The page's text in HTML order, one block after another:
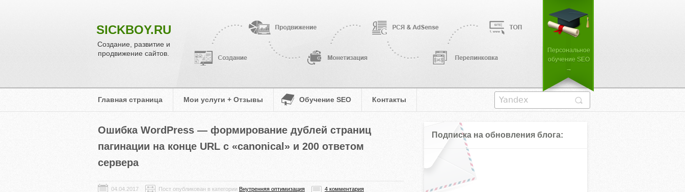
SICKBOY.RU
Создание, развитие и
продвижение сайтов.
Персональное
обучение SEO
→
Главная страница Мои услуги + Отзывы Обучение SEO Контакты
Ошибка WordPress — формирование дублей страниц
пагинации на конце URL с «canonical» и 200 ответом
сервера
04.04.2017 Пост опубликован в категории Внутренняя оптимизация 4 комментария
Подписка на обновления блога: